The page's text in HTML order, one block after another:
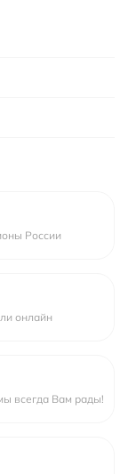
России
онлайн
всегда Вам рады!